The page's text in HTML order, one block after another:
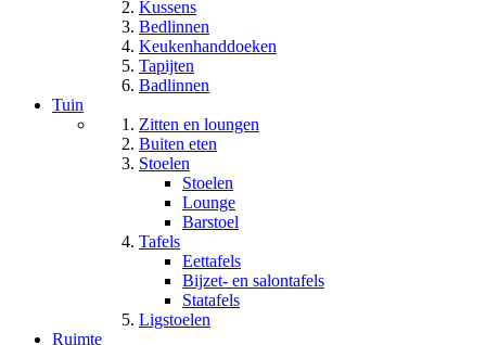
Kussens
Bedlinnen
Keukenhanddoeken
Tapijten
Badlinnen
Tuin
Zitten en loungen
Buiten eten
Stoelen
Stoelen
Lounge
Barstoel
Tafels
Eettafels
Bijzet- en salontafels
Statafels
Ligstoelen
Ruimte